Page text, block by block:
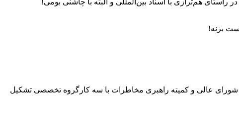
هم‌ترازی با اسناد بین‌المللی و البته با چاشنی بومی!
بزنه!
تدوین کنیم. برای مدیریت مخاطرات، یک شورای عالی و کمیته راهبری مخاطرات با سه کارگروه تخصصی تشکیل